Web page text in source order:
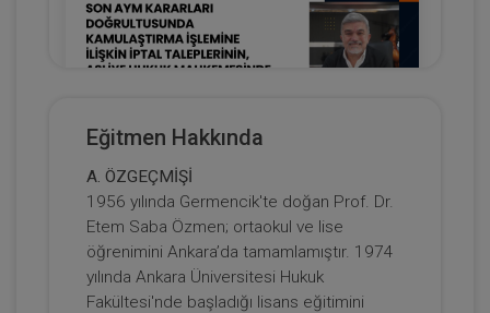
Son AYM Kararları Doğrultusunda
Kamulaştırma İşlemine İlişkin İptal
Taleplerinin, Asliye Hukuk
Mahkemesinde Görülen Kamulaştırma
Bedelinin Tespiti Davasına Etkileri Video
Eğitimi
ARMAĞANIMIZDIR
Sepete Ekle
Eğitmen Hakkında
A. ÖZGEÇMİŞİ
1956 yılında Germencik'te doğan Prof. Dr.
Etem Saba Özmen; ortaokul ve lise
öğrenimini Ankara’da tamamlamıştır. 1974
yılında Ankara Üniversitesi Hukuk
Fakültesi'nde başladığı lisans eğitimini